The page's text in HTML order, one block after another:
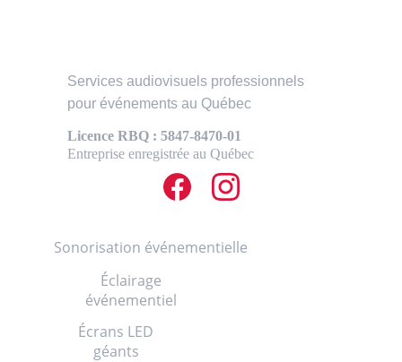
Services audiovisuels professionnels
pour événements au Québec
Sonorisation événementielle
Éclairage
événementiel
Écrans LED
géants
Licence RBQ : 5847-8470-01
Entreprise enregistrée au Québec